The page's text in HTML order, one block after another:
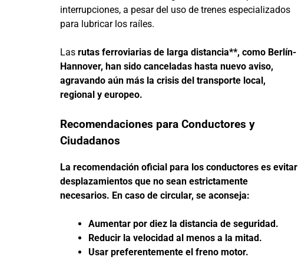
interrupciones, a pesar del uso de trenes especializados
para lubricar los raíles.
Las rutas ferroviarias de larga distancia**, como Berlín-
Hannover, han sido canceladas hasta nuevo aviso,
agravando aún más la crisis del transporte local,
regional y europeo.
Recomendaciones para Conductores y
Ciudadanos
La recomendación oficial para los conductores es evitar
desplazamientos que no sean estrictamente
necesarios. En caso de circular, se aconseja:
Aumentar por diez la distancia de seguridad.
Reducir la velocidad al menos a la mitad.
Usar preferentemente el freno motor.